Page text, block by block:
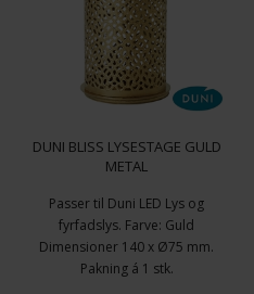
DUNI BLISS LYSESTAGE GULD
METAL
Passer til Duni LED Lys og
fyrfadslys. Farve: Guld
Dimensioner 140 x Ø75 mm.
Pakning á 1 stk.